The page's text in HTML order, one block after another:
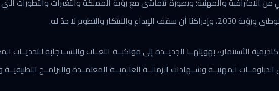
الإبداع والابتكار والتطوير لا حدّ له.
الأستثمار» بهويتهــا الجديــدة إلى مواكبــة التغــات والاســتجابة للتحديــات
الدبلومــات المهنيــة وشــهادات الزمالــة العالميــة المعتمــدة والبرامــج